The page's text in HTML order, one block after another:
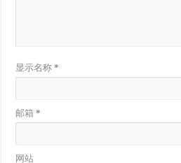
显示名称*
邮箱*
网站